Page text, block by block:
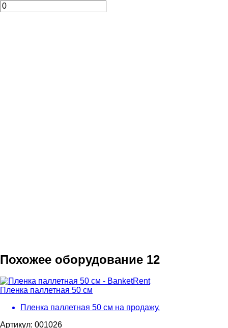
Похожее оборудование 12
Пленка паллетная 50 см
Пленка паллетная 50 см на продажу.
Артикул: 001026